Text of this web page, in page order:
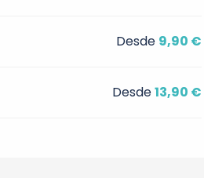
Desde 9,90 €
Desde13,90 €